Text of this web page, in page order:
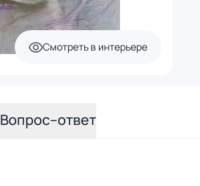
Смотреть в интерьере
Вопрос–ответ